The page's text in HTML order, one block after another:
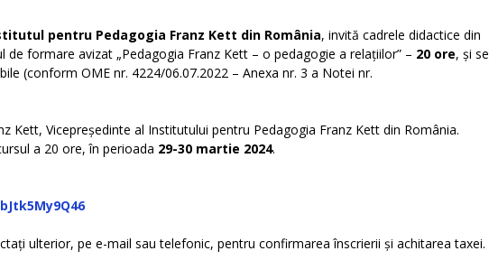
pentru Pedagogia Franz Kett din România, invită cadrele didactice din
formare avizat „Pedagogia Franz Kett – o pedagogie a relațiilor” – 20 ore, și se
(conform OME nr. 4224/06.07.2022 – Anexa nr. 3 a Notei nr.
Kett, Vicepreședinte al Institutului pentru Pedagogia Franz Kett din România.
a 20 ore, în perioada 29-30 martie 2024.
ulterior, pe e-mail sau telefonic, pentru confirmarea înscrierii și achitarea taxei.